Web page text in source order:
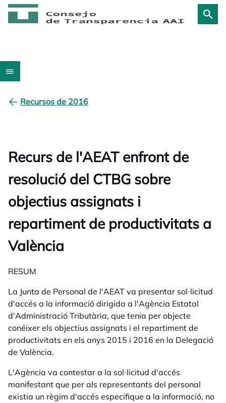
Recursos de 2016
Recurs de l'AEAT enfront de
resolució del CTBG sobre
objectius assignats i
repartiment de productivitats a
València
RESUM
La Junta de Personal de l'AEAT va presentar sol·licitud
d'accés a la informació dirigida a l'Agència Estatal
d'Administració Tributària, que tenia per objecte
conéixer els objectius assignats i el repartiment de
productivitats en els anys 2015 i 2016 en la Delegació
de València.
L'Agència va contestar a la sol·licitud d'accés
manifestant que per als representants del personal
existia un règim d'accés especifique a la informació, no